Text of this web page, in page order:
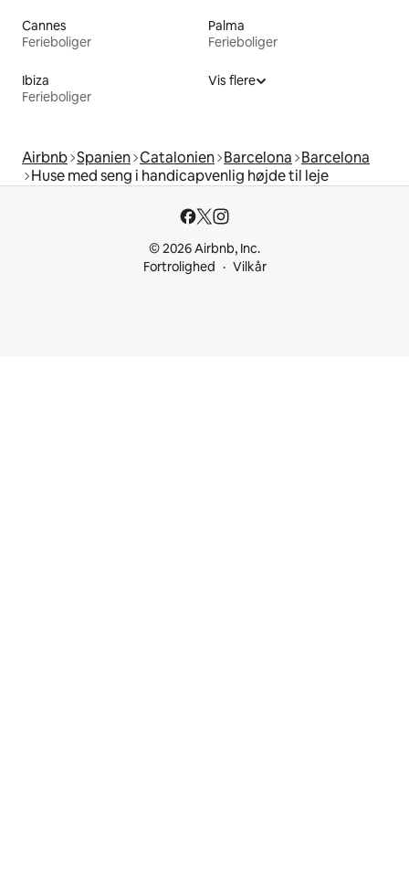
Cannes
Ferieboliger
Palma
Ferieboliger
Ibiza
Ferieboliger
Vis flere
Airbnb Spanien Catalonien Barcelona Barcelona
Huse med seng i handicapvenlig højde til leje
© 2026 Airbnb, Inc.
Fortrolighed
Vilkår